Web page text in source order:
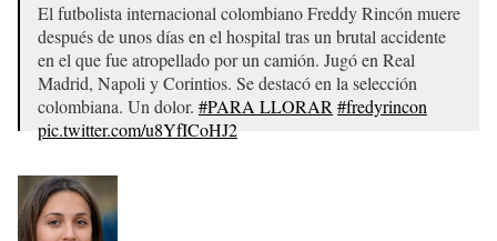
El futbolista internacional colombiano Freddy Rincón muere
después de unos días en el hospital tras un brutal accidente
en el que fue atropellado por un camión. Jugó en Real
Madrid, Napoli y Corintios. Se destacó en la selección
colombiana. Un dolor. #PARA LLORAR #fredyrincon
pic.twitter.com/u8YfICoHJ2
— José Ramón Fernández (@joserra_espn)
2022